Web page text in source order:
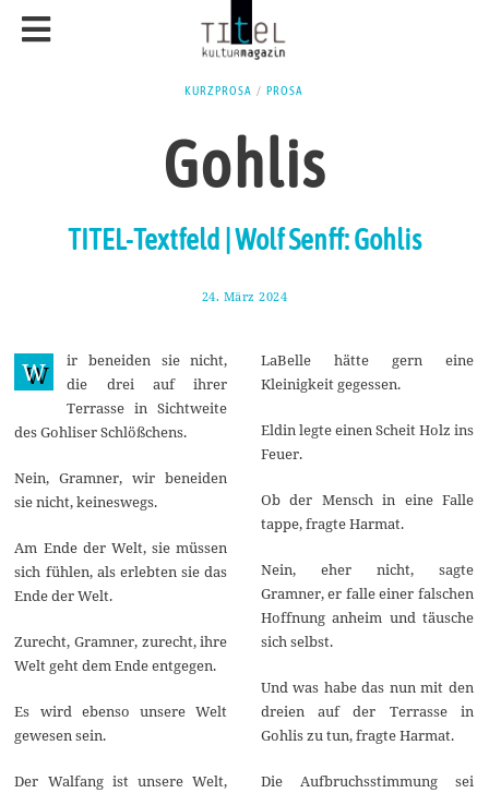
KURZPROSA / PROSA
Gohlis
TITEL-Textfeld | Wolf Senff: Gohlis
24. März 2024
r
l
0
4
W
ir beneiden sie nicht,
die drei auf ihrer
Terrasse in Sichtweite
des Gohliser Schlößchens.
Nein, Gramner, wir beneiden
sie nicht, keineswegs.
Am Ende der Welt, sie müssen
sich fühlen, als erlebten sie das
Ende der Welt.
Zurecht, Gramner, zurecht, ihre
Welt geht dem Ende entgegen.
Es wird ebenso unsere Welt
gewesen sein.
Der Walfang ist unsere Welt,
LaBelle hätte gern eine
Kleinigkeit gegessen.
Eldin legte einen Scheit Holz ins
Feuer.
Ob der Mensch in eine Falle
tappe, fragte Harmat.
Nein, eher nicht, sagte
Gramner, er falle einer falschen
Hoffnung anheim und täusche
sich selbst.
Und was habe das nun mit den
dreien auf der Terrasse in
Gohlis zu tun, fragte Harmat.
Die Aufbruchsstimmung sei